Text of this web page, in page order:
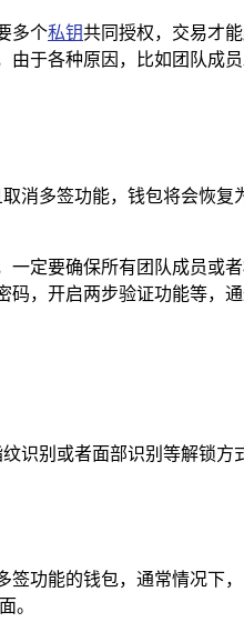
多个私钥共同授权，交易才
于各种原因，比如团队成
消多签功能，钱包将会恢
定要确保所有团队成员或
，开启两步验证功能等，
识别或者面部识别等解锁
功能的钱包，通常情况下
。